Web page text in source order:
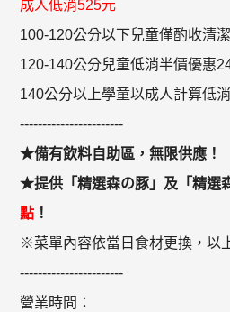
成人低消525元
100-120公分以下兒童僅酌收清
120-140公分兒童低消半價優惠
140公分以上學童以成人計算低
-----------------------
★備有飲料自助區，無限供應！
★提供「精選森の豚」及「精選
點 ！
※菜單內容依當日食材更換，以
-----------------------
營業時間：